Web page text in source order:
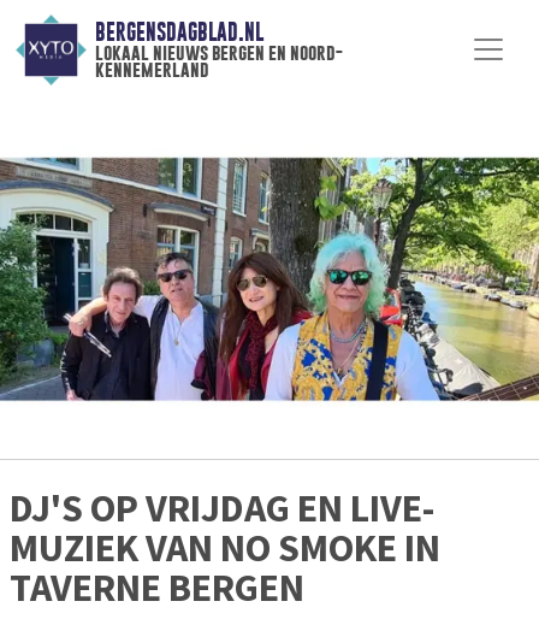
BERGENSDAGBLAD.NL
lokaal nieuws bergen en noord-
kennemerland
DJ'S OP VRIJDAG EN LIVE-
MUZIEK VAN NO SMOKE IN
TAVERNE BERGEN